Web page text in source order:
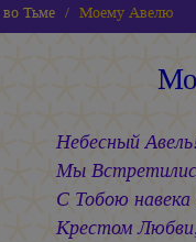
Тьме Моему Авелю
Небесный
Мы
С Тобою
Крестом